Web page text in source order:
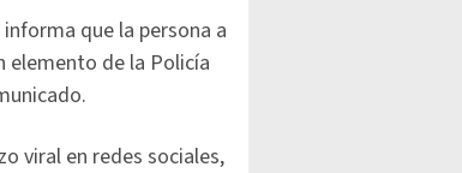
que la persona a
elemento de la Policía
viral en redes sociales,